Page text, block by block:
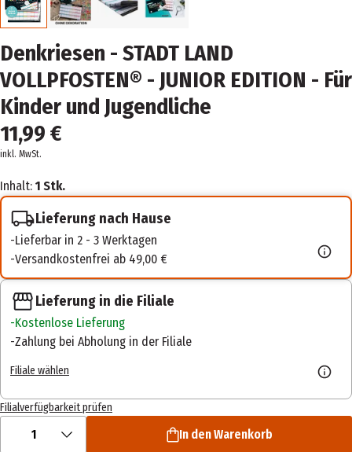
Denkriesen - STADT LAND
VOLLPFOSTEN® - JUNIOR EDITION - Für
Kinder und Jugendliche
11,99 €
inkl. MwSt.
Inhalt: 1 Stk.
Lieferung nach Hause
Lieferbar in 2 - 3 Werktagen
Versandkostenfrei ab 49,00 €
Lieferung in die Filiale
Kostenlose Lieferung
Zahlung bei Abholung in der Filiale
Filiale wählen
Filialverfügbarkeit prüfen
1 In den Warenkorb